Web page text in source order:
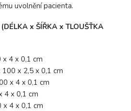
uvolnění pacienta.
x ŠÍŘKA x TLOUŠŤKA
x 4 x 0,1 cm
100 x 2,5 x 0,1 cm
x 4 x 0,1 cm
4 x 0,1 cm
x 4 x 0,1 cm